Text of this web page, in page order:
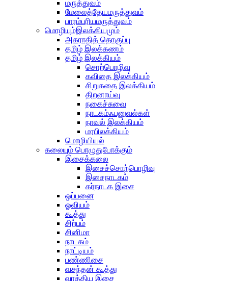
மருத்துவம்
மேலைத்தேயமருத்துவம்
பாரம்பரியமருத்துவம்
மொழியும்இலக்கியமும்
அகராதித் தொகுப்பு
தமிழ் இலக்கணம்
தமிழ் இலக்கியம்
சொற்பொழிவு
கவிதை இலக்கியம்
சிறுகதை இலக்கியம்
திறனாய்வு
நகைச்சுவை
நாடகம்ஃபனுவல்கள்
நாவல் இலக்கியம்
மரபிலக்கியம்
மொழியியல்
கலையும் பொழுதுபோக்கும்
இசைக்கலை
இசைச்சொற்பொழிவு
இசைநாடகம்
கர்நாடக இசை
ஒப்பனை
ஓவியம்
கூத்து
சிற்பம்
சினிமா
நாடகம்
நாட்டியம்
பண்ணிசை
வசந்தன் கூத்து
வாத்திய இசை